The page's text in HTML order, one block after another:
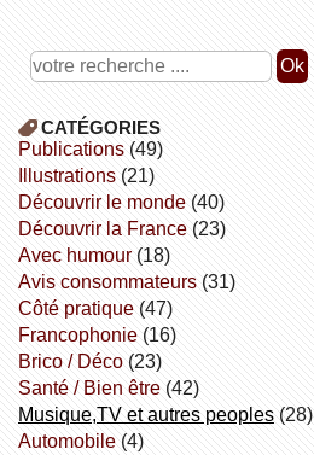
CATÉGORIES
publications(49)
illustrations(21)
découvrir le monde(40)
découvrir la France(23)
avec humour(18)
avis consommateurs(31)
côté pratique(47)
Francophonie(16)
Brico / Déco(23)
Santé / Bien être(42)
Musique,TV et autres peoples(28)
Automobile(4)